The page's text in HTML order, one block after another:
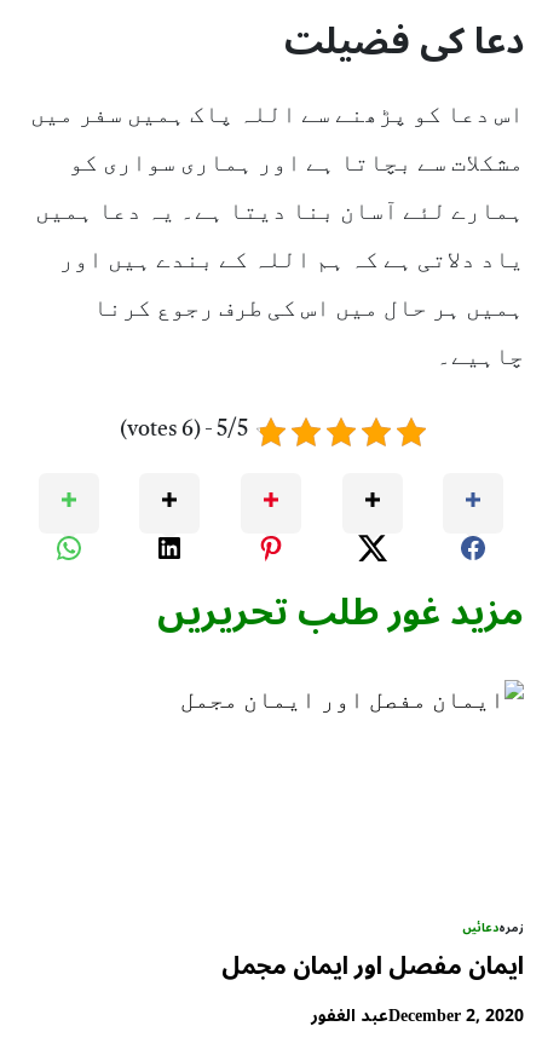
دعا کی فضیلت
اس دعا کو پڑھنے سے اللہ پاک ہمیں سفر میں
مشکلات سے بچاتا ہے اور ہماری سواری کو
ہمارے لئے آسان بنا دیتا ہے۔ یہ دعا ہمیں
یاد دلاتی ہے کہ ہم اللہ کے بندے ہیں اور
ہمیں ہر حال میں اس کی طرف رجوع کرنا
چاہیے۔
5/5 - (6 votes)
مزید غور طلب تحریریں
زمرہدعائیں
ایمان مفصل اور ایمان مجمل
December 2, 2020عبد الغفور